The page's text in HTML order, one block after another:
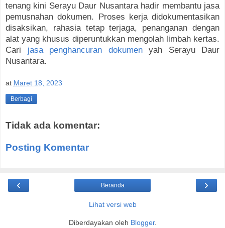
tenang kini Serayu Daur Nusantara hadir membantu jasa
pemusnahan dokumen. Proses kerja didokumentasikan
disaksikan, rahasia tetap terjaga, penanganan dengan
alat yang khusus diperuntukkan mengolah limbah kertas.
Cari jasa penghancuran dokumenyah Serayu Daur
Nusantara.
at Maret 18, 2023
Berbagi
Tidak ada komentar:
Posting Komentar
‹ ›
Beranda
Lihat versi web
Diberdayakan oleh Blogger.